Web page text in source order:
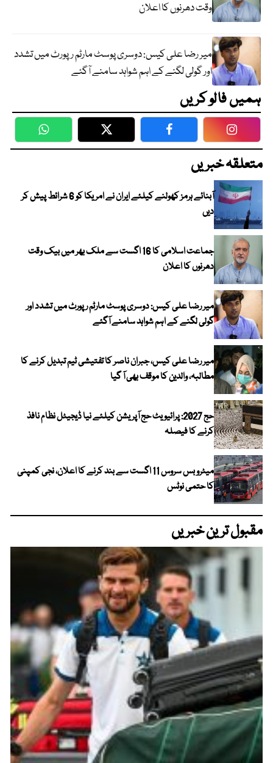
وقت دھرنوں کا اعلان
میر رضا علی کیس: دوسری پوسٹ مارٹم رپورٹ میں تشدد
اور گولی لگنے کے اہم شواہد سامنے آگئے
ہمیں فالو کریں
WhatsApp Twitter Facebook
متعلقہ خبریں
آبنائے ہرمز کھولنے کیلئے ایران نے امریکا کو 6 شرائط پیش کر
دیں
جماعت اسلامی کا 16 اگست سے ملک بھر میں بیک وقت
دھرنوں کا اعلان
میر رضا علی کیس: دوسری پوسٹ مارٹم رپورٹ میں تشدد اور
گولی لگنے کے اہم شواہد سامنے آگئے
میر رضا علی کیس، جبران ناصر کا تفتیشی ٹیم تبدیل کرنے کا
مطالبہ، والدین کا موقف بھی آ گیا
حج 2027: پرائیویٹ حج آپریشن کیلئے نیا ڈیجیٹل نظام نافذ
کرنے کا فیصلہ
میٹرو بس سروس 11 اگست سے بند کرنے کا اعلان، نجی کمپنی
کا حتمی نوٹس
مقبول ترین خبریں